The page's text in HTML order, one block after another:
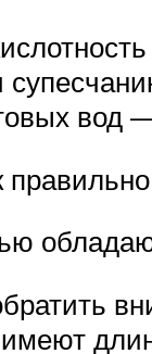
вод